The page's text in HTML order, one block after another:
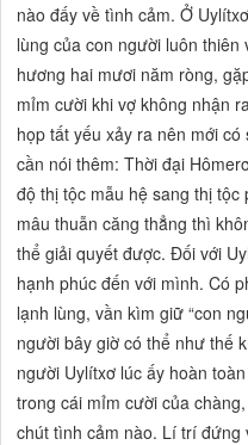
nào đấy về tình cảm. Ở
lùng của con người luôn
hương hai mươi năm ròng,
mỉm cười khi vợ không nhận
họp tất yếu xảy ra nên mới
cần nói thêm: Thời đại
độ thị tộc mẫu hệ sang thị
mâu thuẫn căng thẳng thì
thể giải quyết được. Đối với
hạnh phúc đến với mình. Có
lạnh lùng, vần kìm giữ “con
người bây giờ có thể như thế
người Uylítxơ lúc ấy hoàn
trong cái mỉm cười của
chút tình cảm nào. Lí trí đứng